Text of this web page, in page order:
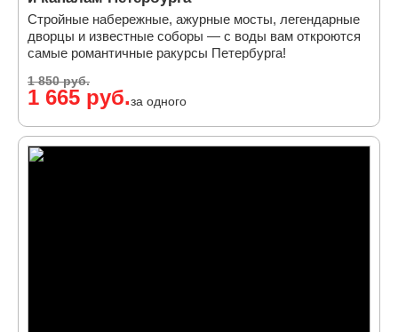
Стройные набережные, ажурные мосты, легендарные
дворцы и известные соборы — с воды вам откроются
самые романтичные ракурсы Петербурга!
1 850 руб.
1 665 руб.за одного